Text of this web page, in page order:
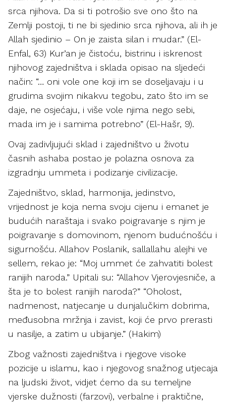
srca njihova. Da si ti potrošio sve ono što na
Zemlji postoji, ti ne bi sjedinio srca njihova, ali ih je
Allah sjedinio – On je zaista silan i mudar.” (El-
Enfal, 63) Kur’an je čistoću, bistrinu i iskrenost
njihovog zajedništva i sklada opisao na sljedeći
način: “… oni vole one koji im se doseljavaju i u
grudima svojim nikakvu tegobu, zato što im se
daje, ne osjećaju, i više vole njima nego sebi,
mada im je i samima potrebno” (El-Hašr, 9).
Ovaj zadivljujući sklad i zajedništvo u životu
časnih ashaba postao je polazna osnova za
izgradnju ummeta i podizanje civilizacije.
Zajedništvo, sklad, harmonija, jedinstvo,
vrijednost je koja nema svoju cijenu i emanet je
budućih naraštaja i svako poigravanje s njim je
poigravanje s domovinom, njenom budućnošću i
sigurnošću. Allahov Poslanik, sallallahu alejhi ve
sellem, rekao je: “Moj ummet će zahvatiti bolest
ranijih naroda.” Upitali su: “Allahov Vjerovjesniče, a
šta je to bolest ranijih naroda?” “Oholost,
nadmenost, natjecanje u dunjalučkim dobrima,
međusobna mržnja i zavist, koji će prvo prerasti
u nasilje, a zatim u ubijanje.” (Hakim)
Zbog važnosti zajedništva i njegove visoke
pozicije u islamu, kao i njegovog snažnog utjecaja
na ljudski život, vidjet ćemo da su temeljne
vjerske dužnosti (farzovi), verbalne i praktične,